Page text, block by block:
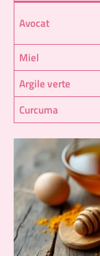
Avocat
Miel
Argile verte
Curcuma